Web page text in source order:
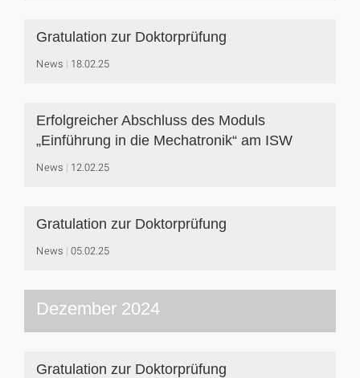
Gratulation zur Doktorprüfung
News 18.02.25
Erfolgreicher Abschluss des Moduls
„Einführung in die Mechatronik“ am ISW
News 12.02.25
Gratulation zur Doktorprüfung
News 05.02.25
Dezember 2024
Gratulation zur Doktorprüfung